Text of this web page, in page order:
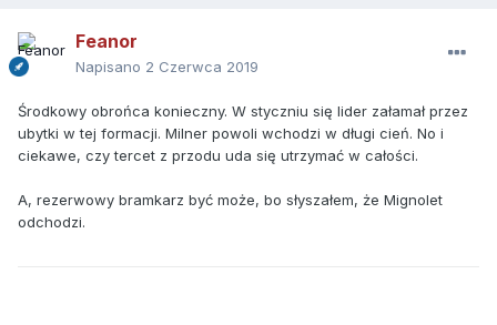
Feanor
Napisano 2 Czerwca 2019
Środkowy obrońca konieczny. W styczniu się lider załamał przez
ubytki w tej formacji. Milner powoli wchodzi w długi cień. No i
ciekawe, czy tercet z przodu uda się utrzymać w całości.
A, rezerwowy bramkarz być może, bo słyszałem, że Mignolet
odchodzi.